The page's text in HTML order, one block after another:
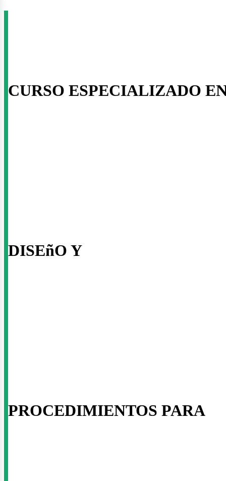
CURSO ESPECIALIZADO
DISEñO Y
PROCEDIMIENTOS PARA